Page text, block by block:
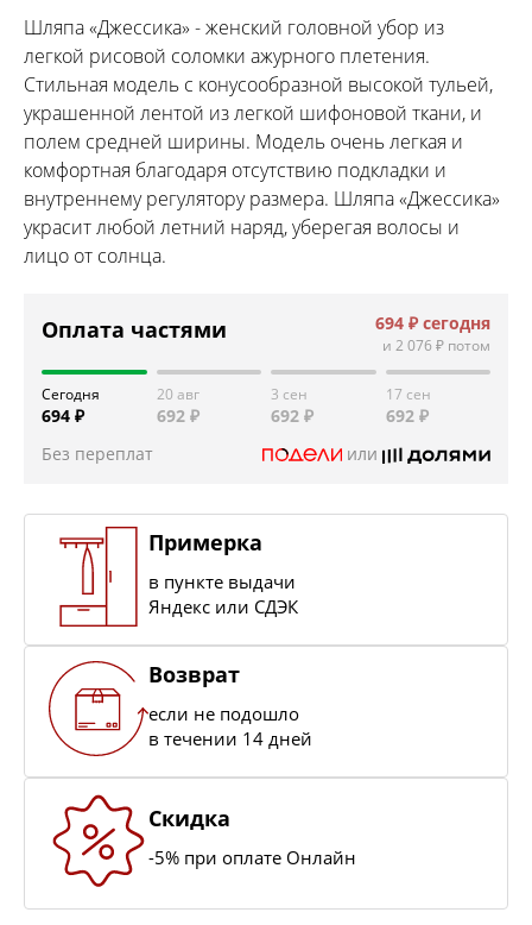
Шляпа «Джессика» - женский головной убор из
легкой рисовой соломки ажурного плетения.
Стильная модель с конусообразной высокой тульей,
украшенной лентой из легкой шифоновой ткани, и
полем средней ширины. Модель очень легкая и
комфортная благодаря отсутствию подкладки и
внутреннему регулятору размера. Шляпа «Джессика»
украсит любой летний наряд, уберегая волосы и
лицо от солнца.
Оплата частями 694 ₽ сегодня
и 2 076 ₽ потом
Сегодня
694 ₽
20 авг
692 ₽
3 сен
692 ₽
17 сен
692 ₽
Без переплат
или
Примерка
в пункте выдачи
Яндекс или СДЭК
Возврат
если не подошло
в течении 14 дней
Скидка
-5% при оплате Онлайн